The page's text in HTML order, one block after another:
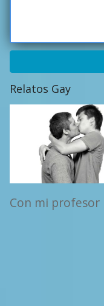
Relatos Gay
Con mi profesor